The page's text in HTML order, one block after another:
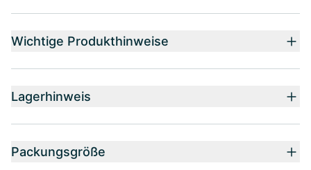
Wichtige Produkthinweise
Lagerhinweis
Packungsgröße